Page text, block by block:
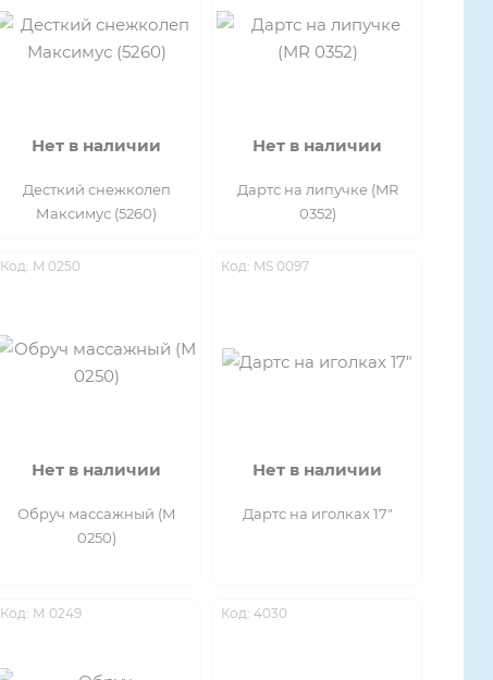
Нет в наличии
Десткий снежколеп
Максимус (5260)
Нет в наличии
Дартс на липучке (MR
0352)
Код: M 0250
Нет в наличии
Обруч массажный (M
0250)
Код: MS 0097
Нет в наличии
Дартс на иголках 17"
Код: М 0249 Код: 4030